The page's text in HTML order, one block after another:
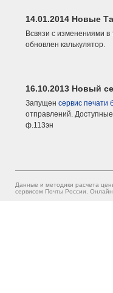
14.01.2014 Новые
Всвязи с изменениями
обновлен калькулятор.
16.10.2013 Новый
Запущен сервис печати
отправлений.
ф.113эн
Данные и методики расчета
сервисом Почты России. Онлайн